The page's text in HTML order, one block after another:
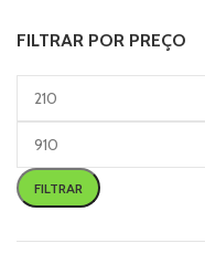
FILTRAR POR PREÇO
FILTRAR